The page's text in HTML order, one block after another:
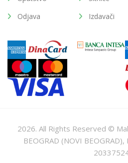
Odjava
Izdavači
2026. All Rights Reserved ©
BEOGRAD (NOVI